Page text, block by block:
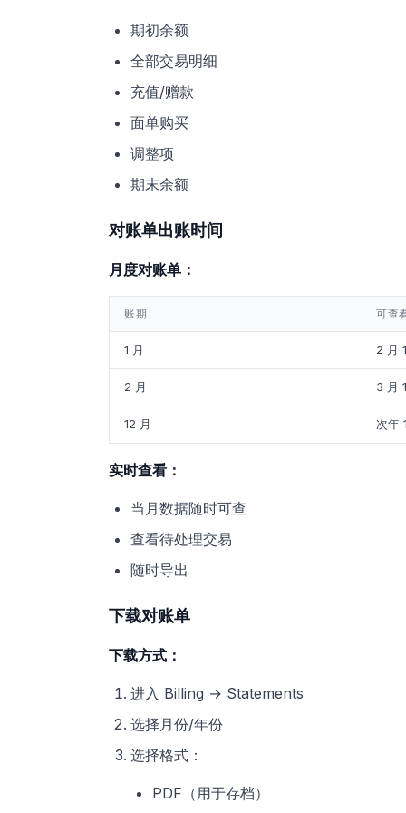
期初余额
全部交易明细
充值/赠款
面单购买
调整项
期末余额
对账单出账时间
月度对账单：
账期 可查
1 月 2 月
2 月 3 月
12 月 次年
实时查看：
当月数据随时可查
查看待处理交易
随时导出
下载对账单
下载方式：
进入 Billing → Statements
选择月份/年份
选择格式：
PDF（用于存档）